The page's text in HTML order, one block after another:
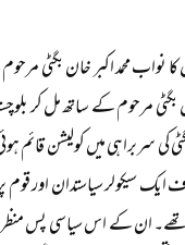
نواب محمد اکبر خان بگٹی
مرحوم کے ساتھ مل کر
کی سربراہی میں کولیشن قائم
ایک سیکولر سیاستدان اور
ان کے اس سیاسی پس